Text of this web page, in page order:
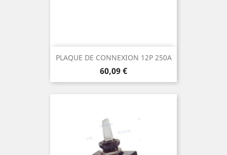
PLAQUE DE CONNEXION 12P 250A
Prix
60,09 €